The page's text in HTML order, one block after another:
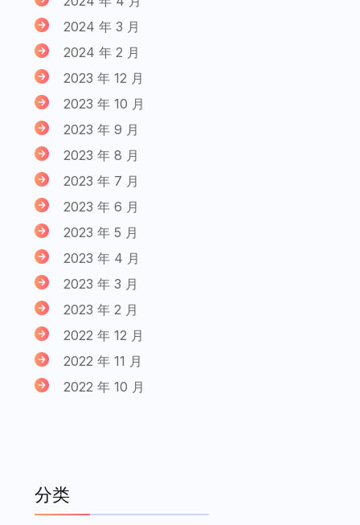
2024 年 3 月
2024 年 2 月
2023 年 12 月
2023 年 10 月
2023 年 9 月
2023 年 8 月
2023 年 7 月
2023 年 6 月
2023 年 5 月
2023 年 4 月
2023 年 3 月
2023 年 2 月
2022 年 12 月
2022 年 11 月
2022 年 10 月
分类